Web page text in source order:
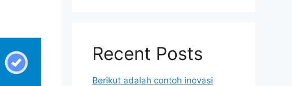
Recent Posts
Berikut adalah contoh inovasi